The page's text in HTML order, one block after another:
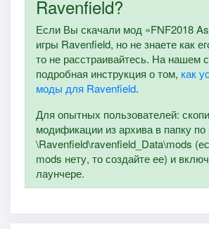
Ravenfield?
Если Вы скачали мод «FNF2018
игры Ravenfield, но не знаете как
то не расстраивайтесь. На нашем
подробная инструкция о том, как
моды для Ravenfield.
Для опытных пользователей:
модификации из архива в папку по
\Ravenfield\ravenfield_Data\mods
mods нету, то создайте ее) и
лаунчере.